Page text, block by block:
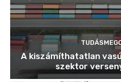
A kiszámíthatatlan
szektor